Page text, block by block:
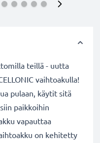
teillä - uutta
vaihtoakulla!
pulaan, käytit sitä
paikkoihin
vapauttaa
on kehitetty